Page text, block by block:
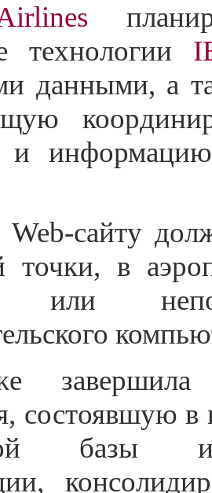
технологии
данными, а
и
сайту
в
или
завершила
состоявшую в
базы